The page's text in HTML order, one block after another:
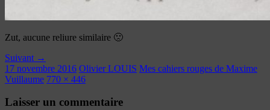
Zut, aucune reliure similaire 🙁
Suivant →
17 novembre 2016 Olivier LOUIS Mes cahiers rouges de Maxime
Vuillaume 770 × 446
Laisser un commentaire